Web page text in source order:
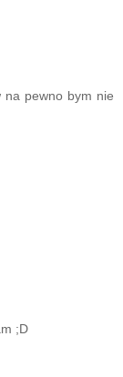
na pewno bym nie
;D